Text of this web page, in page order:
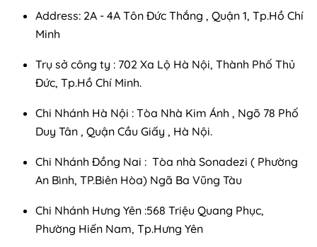
Address: 2A - 4A Tôn Đức Thắng , Quận 1, Tp.Hồ Chí
Minh
Trụ sở công ty : 702 Xa Lộ Hà Nội, Thành Phố Thủ
Đức, Tp.Hồ Chí Minh.
Chi Nhánh Hà Nội : Tòa Nhà Kim Ánh , Ngõ 78 Phố
Duy Tân , Quận Cầu Giấy , Hà Nội.
Chi Nhánh Đồng Nai : Tòa nhà Sonadezi ( Phường
An Bình, TP.Biên Hòa) Ngã Ba Vũng Tàu
Chi Nhánh Hưng Yên :568 Triệu Quang Phục,
Phường Hiến Nam, Tp.Hưng Yên